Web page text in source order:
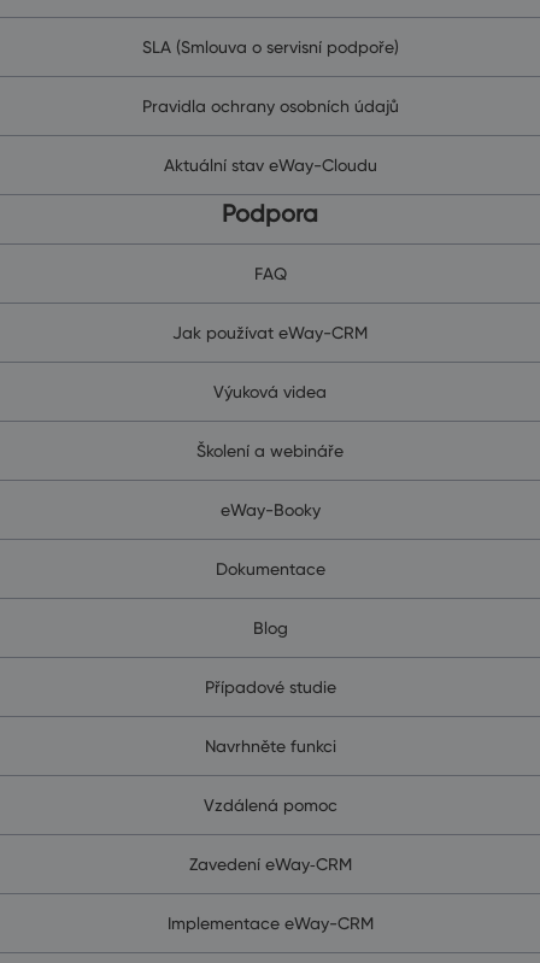
SLA (Smlouva o servisní podpoře)
Pravidla ochrany osobních údajů
Aktuální stav eWay-Cloudu
Podpora
FAQ
Jak používat eWay-CRM
Výuková videa
Školení a webináře
eWay-Booky
Dokumentace
Blog
Případové studie
Navrhněte funkci
Vzdálená pomoc
Zavedení eWay‑CRM
Implementace eWay-CRM